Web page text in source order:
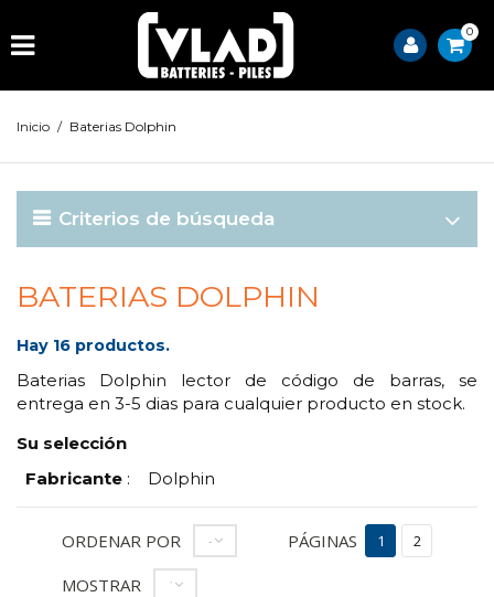
0
Inicio / Baterias Dolphin
Criterios de búsqueda
BATERIAS DOLPHIN
Hay 16 productos.
Baterias Dolphin lector de código de barras, se
entrega en 3-5 dias para cualquier producto en stock.
Su selección
Fabricante : Dolphin
ORDENAR POR --
MOSTRAR 12
PÁGINAS 1 2